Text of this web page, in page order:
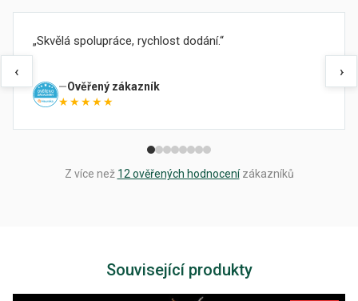
‹
Skvělá spolupráce, rychlost dodání.
Ověřený zákazník
★★★★★
›
Z více než 12 ověřených hodnocenízákazníků
Související produkty